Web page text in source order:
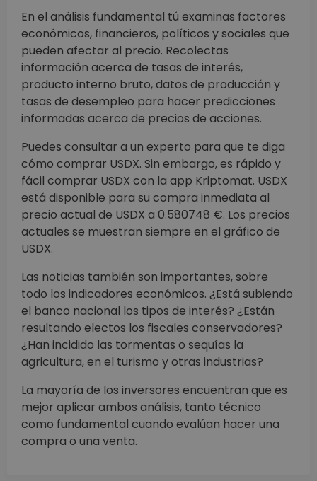
En el análisis fundamental tú examinas factores
económicos, financieros, políticos y sociales que
pueden afectar al precio. Recolectas
información acerca de tasas de interés,
producto interno bruto, datos de producción y
tasas de desempleo para hacer predicciones
informadas acerca de precios de acciones.
Puedes consultar a un experto para que te diga
cómo comprar USDX. Sin embargo, es rápido y
fácil comprar USDX con la app Kriptomat. USDX
está disponible para su compra inmediata al
precio actual de USDX a 0.580748 €. Los precios
actuales se muestran siempre en el gráfico de
USDX.
Las noticias también son importantes, sobre
todo los indicadores económicos. ¿Está subiendo
el banco nacional los tipos de interés? ¿Están
resultando electos los fiscales conservadores?
¿Han incidido las tormentas o sequías la
agricultura, en el turismo y otras industrias?
La mayoría de los inversores encuentran que es
mejor aplicar ambos análisis, tanto técnico
como fundamental cuando evalúan hacer una
compra o una venta.